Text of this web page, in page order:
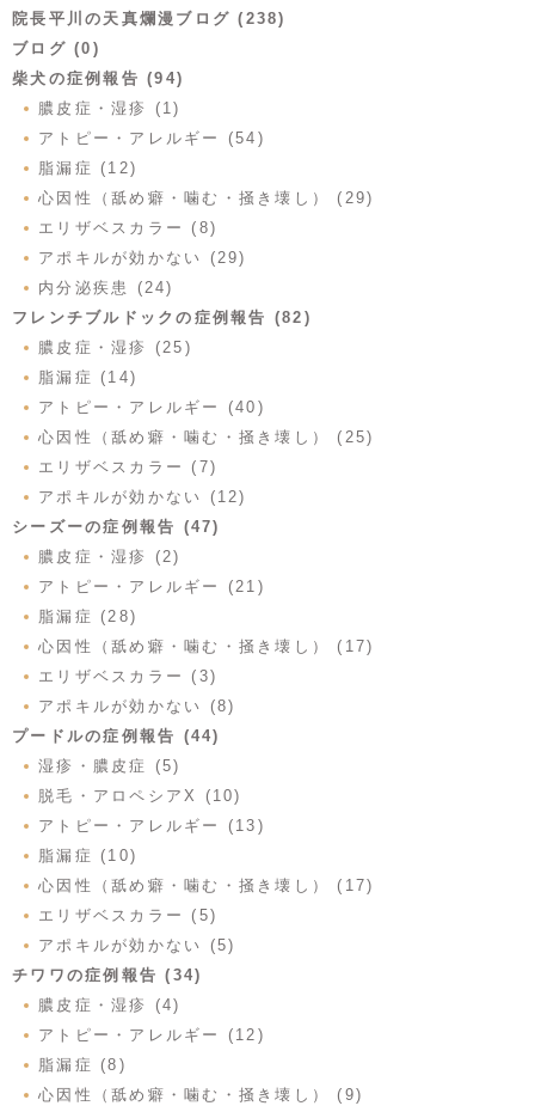
院長平川の天真爛漫ブログ (238)
ブログ (0)
柴犬の症例報告 (94)
膿皮症・湿疹 (1)
アトピー・アレルギー (54)
脂漏症 (12)
心因性（舐め癖・噛む・掻き壊し） (29)
エリザベスカラー (8)
アポキルが効かない (29)
内分泌疾患 (24)
フレンチブルドックの症例報告 (82)
膿皮症・湿疹 (25)
脂漏症 (14)
アトピー・アレルギー (40)
心因性（舐め癖・噛む・掻き壊し） (25)
エリザベスカラー (7)
アポキルが効かない (12)
シーズーの症例報告 (47)
膿皮症・湿疹 (2)
アトピー・アレルギー (21)
脂漏症 (28)
心因性（舐め癖・噛む・掻き壊し） (17)
エリザベスカラー (3)
アポキルが効かない (8)
プードルの症例報告 (44)
湿疹・膿皮症 (5)
脱毛・アロペシアX (10)
アトピー・アレルギー (13)
脂漏症 (10)
心因性（舐め癖・噛む・掻き壊し） (17)
エリザベスカラー (5)
アポキルが効かない (5)
チワワの症例報告 (34)
膿皮症・湿疹 (4)
アトピー・アレルギー (12)
脂漏症 (8)
心因性（舐め癖・噛む・掻き壊し） (9)